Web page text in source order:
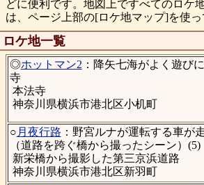
どに便利です。地図上ですべてのロケ
は、ページ上部の[ロケ地マップ]を使っ
ロケ地一覧
◎ホットマン2 ：降矢七海がよく遊び
寺
本法寺
神奈川県横浜市港北区小机町
○ 月夜行路 ：野宮ルナが運転する車が
（道路を跨ぐ橋から撮ったシーン）(5)
新栄橋から撮影した第三京浜道路
神奈川県横浜市港北区新羽町